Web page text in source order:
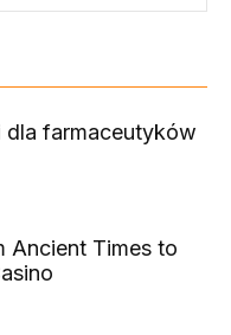
dla farmaceutyków
Ancient Times to